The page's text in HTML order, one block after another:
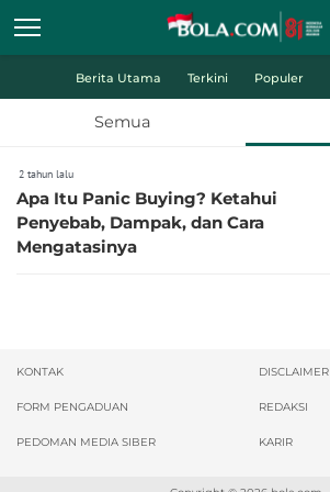
Berita Utama Terkini Populer
Semua
2 tahun lalu
Apa Itu Panic Buying? Ketahui
Penyebab, Dampak, dan Cara
Mengatasinya
KONTAK DISCLAIMER
FORM PENGADUAN REDAKSI
PEDOMAN MEDIA SIBER KARIR